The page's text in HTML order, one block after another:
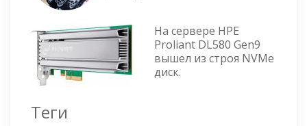
ВЫВЕЛ
ИЗ
СТРОЯ
СЕРВЕР
На сервере HPE
Proliant DL580 Gen9
вышел из строя NVMe
диск.
Теги